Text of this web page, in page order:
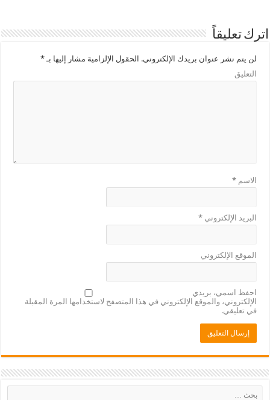
اترك تعليقاً
لن يتم نشر عنوان بريدك الإلكتروني. الحقول الإلزامية مشار إليها بـ*
التعليق
الاسم*
البريد الإلكتروني*
الموقع الإلكتروني
احفظ اسمي، بريدي
الإلكتروني، والموقع الإلكتروني في هذا المتصفح لاستخدامها المرة المقبلة
في تعليقي.